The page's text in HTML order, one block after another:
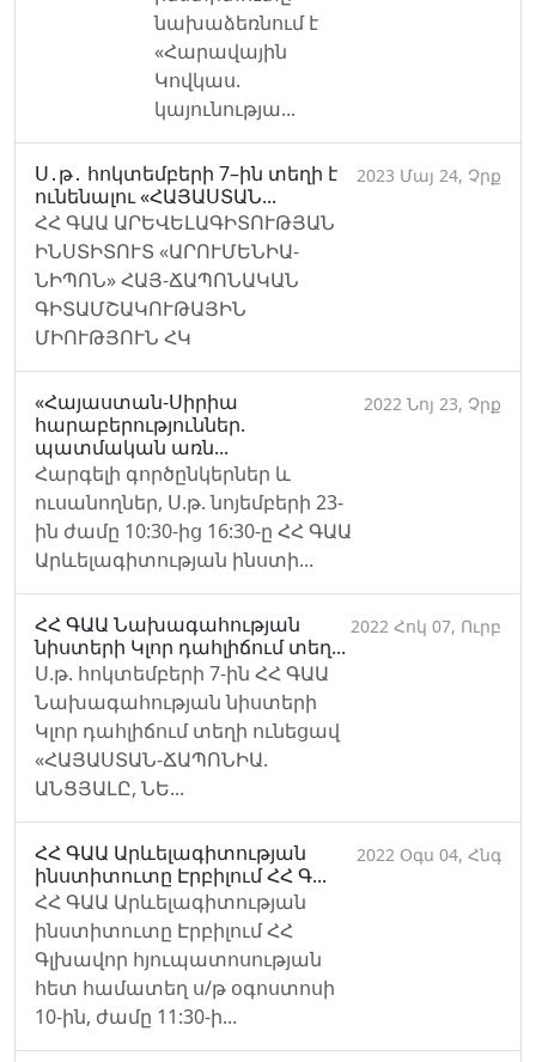
նախաձեռնում է
«Հարավային
Կովկաս.
կայունությա...
Ս․թ․ հոկտեմբերի 7–ին տեղի է
ունենալու «ՀԱՅԱՍՏԱՆ...
ՀՀ ԳԱԱ ԱՐԵՎԵԼԱԳԻՏՈՒԹՅԱՆ
ԻՆՍՏԻՏՈՒՏ «ԱՐՈՒՄԵՆԻԱ-
ՆԻՊՈՆ» ՀԱՅ-ՃԱՊՈՆԱԿԱՆ
ԳԻՏԱՄՇԱԿՈՒԹԱՅԻՆ
ՄԻՈՒԹՅՈՒՆ ՀԿ
2023 Մայ 24, Չրք
«Հայաստան-Սիրիա
հարաբերություններ.
պատմական առն...
Հարգելի գործընկերներ և
ուսանողներ, Ս.թ. նոյեմբերի 23-
ին ժամը 10:30-ից 16:30-ը ՀՀ ԳԱԱ
Արևելագիտության ինստի...
2022 Նոյ 23, Չրք
ՀՀ ԳԱԱ Նախագահության
նիստերի Կլոր դահլիճում տեղ...
Ս.թ. հոկտեմբերի 7-ին ՀՀ ԳԱԱ
Նախագահության նիստերի
Կլոր դահլիճում տեղի ունեցավ
«ՀԱՅԱՍՏԱՆ-ՃԱՊՈՆԻԱ.
ԱՆՑՅԱԼԸ, ՆԵ...
2022 Հոկ 07, Ուրբ
ՀՀ ԳԱԱ Արևելագիտության
ինստիտուտը Էրբիլում ՀՀ Գ...
ՀՀ ԳԱԱ Արևելագիտության
ինստիտուտը Էրբիլում ՀՀ
Գլխավոր հյուպատոսության
հետ համատեղ ս/թ օգոստոսի
10-ին, ժամը 11:30-ի...
2022 Օգս 04, Հնգ